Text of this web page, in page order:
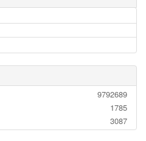
9792689
1785
3087